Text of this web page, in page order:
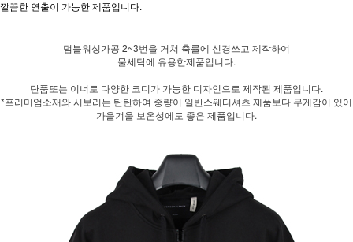
깔끔한 연출이 가능한 제품입니다.
덤블워싱가공 2~3번을 거쳐 축률에 신경쓰고 제작하여
물세탁에 유용한제품입니다.
단품또는 이너로 다양한 코디가 가능한 디자인으로 제작된 제품입니다.
*프리미엄소재와 시보리는 탄탄하여 중량이 일반스웨터셔츠 제품보다 무게감이 있어
가을겨울 보온성에도 좋은 제품입니다.